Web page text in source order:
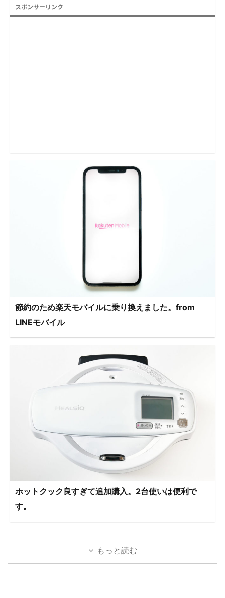
スポンサーリンク
節約のため楽天モバイルに乗り換えました。from
LINEモバイル
ホットクック良すぎて追加購入。2台使いは便利で
す。
もっと読む